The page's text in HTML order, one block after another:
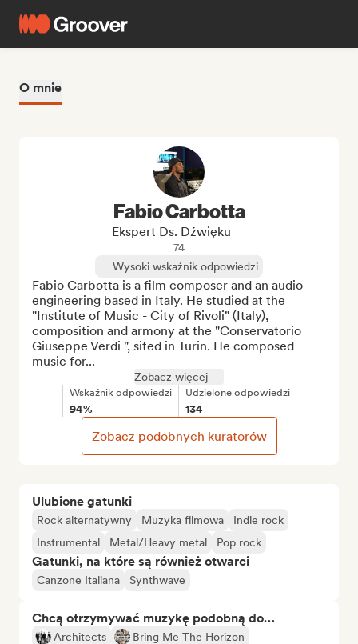
O mnie
Ulubione gatunki
Rock alternatywny Muzyka filmowa
Indie rock
Instrumental
Metal/Heavy metal Pop rock
Gatunki, na które są również otwarci
Canzone Italiana Synthwave
Chcą otrzymywać muzykę podobną do…
Architects
Bring Me The Horizon
Fabio Carbotta
Ekspert Ds. Dźwięku
74
Wysoki wskaźnik odpowiedzi
Fabio Carbotta is a film composer and an audio
engineering based in Italy. He studied at the
"Institute of Music - City of Rivoli" (Italy),
composition and armony at the "Conservatorio
Giuseppe Verdi ", sited in Turin. He composed
music for...
Zobacz więcej
Wskaźnik odpowiedzi
94%
Udzielone odpowiedzi
134
Zobacz podobnych kuratorów